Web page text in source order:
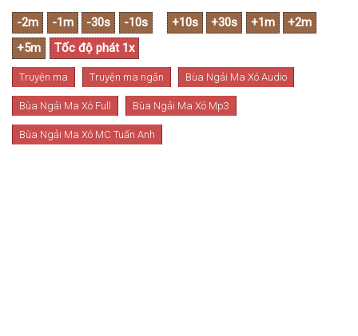
Truyện ma Truyện ma ngắn Bùa Ngải Ma Xó Audio
Bùa Ngải Ma Xó Full Bùa Ngải Ma Xó Mp3
Bùa Ngải Ma Xó MC Tuấn Anh